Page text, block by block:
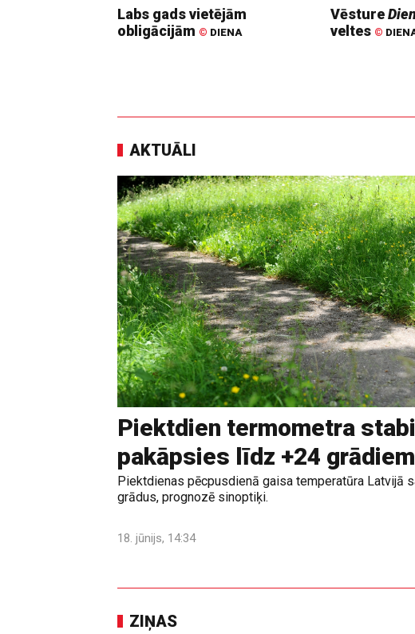
Labs gads vietējām
obligācijām © DIENA
Vēsture
veltes ©
AKTUĀLI
Piektdien termometra
pakāpsies līdz +24 grādiem
Piektdienas pēcpusdienā gaisa temperatūra Latvijā
grādus, prognozē sinoptiķi.
18. jūnijs, 14:34
ZIŅAS